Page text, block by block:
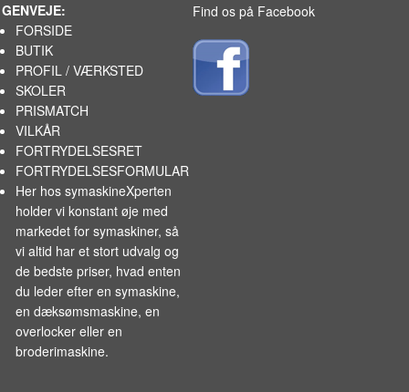
GENVEJE:
FORSIDE
BUTIK
PROFIL / VÆRKSTED
SKOLER
PRISMATCH
VILKÅR
FORTRYDELSESRET
FORTRYDELSESFORMULAR
Her hos symaskineXperten
holder vi konstant øje med
markedet forsymaskiner, så
vi altid har et stort udvalg og
de bedste priser, hvad enten
du leder efter en symaskine,
en dæksømsmaskine, en
overlocker eller en
broderimaskine.
Find os på Facebook